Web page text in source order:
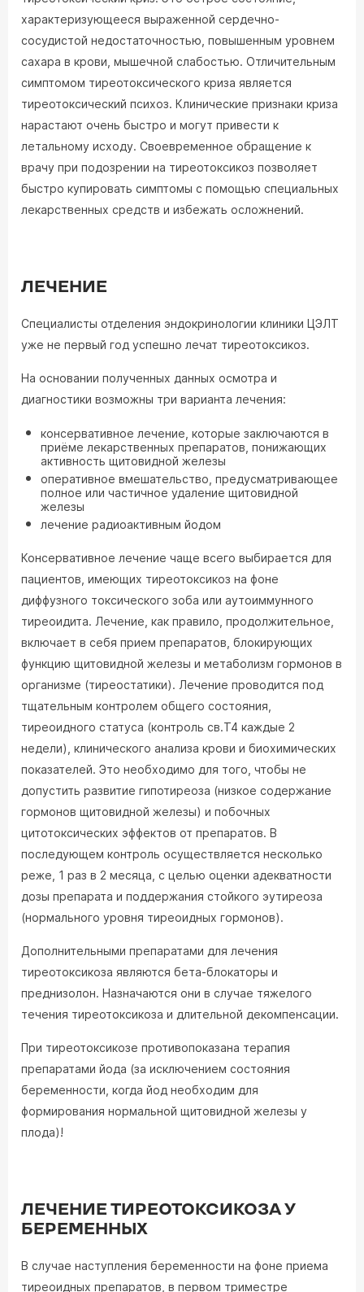
характеризующееся выраженной сердечно-
сосудистой недостаточностью, повышенным уровнем
сахара в крови, мышечной слабостью. Отличительным
симптомом тиреотоксического криза является
тиреотоксический психоз. Клинические признаки криза
нарастают очень быстро и могут привести к
летальному исходу. Своевременное обращение к
врачу при подозрении на тиреотоксикоз позволяет
быстро купировать симптомы с помощью специальных
лекарственных средств и избежать осложнений.
ЛЕЧЕНИЕ
Специалисты отделения эндокринологии клиники ЦЭЛТ
уже не первый год успешно лечат тиреотоксикоз.
На основании полученных данных осмотра и
диагностики возможны три варианта лечения:
консервативное лечение, которые заключаются в
приёме лекарственных препаратов, понижающих
активность щитовидной железы
оперативное вмешательство, предусматривающее
полное или частичное удаление щитовидной
железы
лечение радиоактивным йодом
Консервативное лечение чаще всего выбирается для
пациентов, имеющих тиреотоксикоз на фоне
диффузного токсического зоба или аутоиммунного
тиреоидита. Лечение, как правило, продолжительное,
включает в себя прием препаратов, блокирующих
функцию щитовидной железы и метаболизм гормонов в
организме (тиреостатики). Лечение проводится под
тщательным контролем общего состояния,
тиреоидного статуса (контроль св.Т4 каждые 2
недели), клинического анализа крови и биохимических
показателей. Это необходимо для того, чтобы не
допустить развитие гипотиреоза (низкое содержание
гормонов щитовидной железы) и побочных
цитотоксических эффектов от препаратов. В
последующем контроль осуществляется несколько
реже, 1 раз в 2 месяца, с целью оценки адекватности
дозы препарата и поддержания стойкого эутиреоза
(нормального уровня тиреоидных гормонов).
Дополнительными препаратами для лечения
тиреотоксикоза являются бета-блокаторы и
преднизолон. Назначаются они в случае тяжелого
течения тиреотоксикоза и длительной декомпенсации.
При тиреотоксикозе противопоказана терапия
препаратами йода (за исключением состояния
беременности, когда йод необходим для
формирования нормальной щитовидной железы у
плода)!
ЛЕЧЕНИЕ ТИРЕОТОКСИКОЗА У
БЕРЕМЕННЫХ
В случае наступления беременности на фоне приема
тиреоидных препаратов, в первом триместре